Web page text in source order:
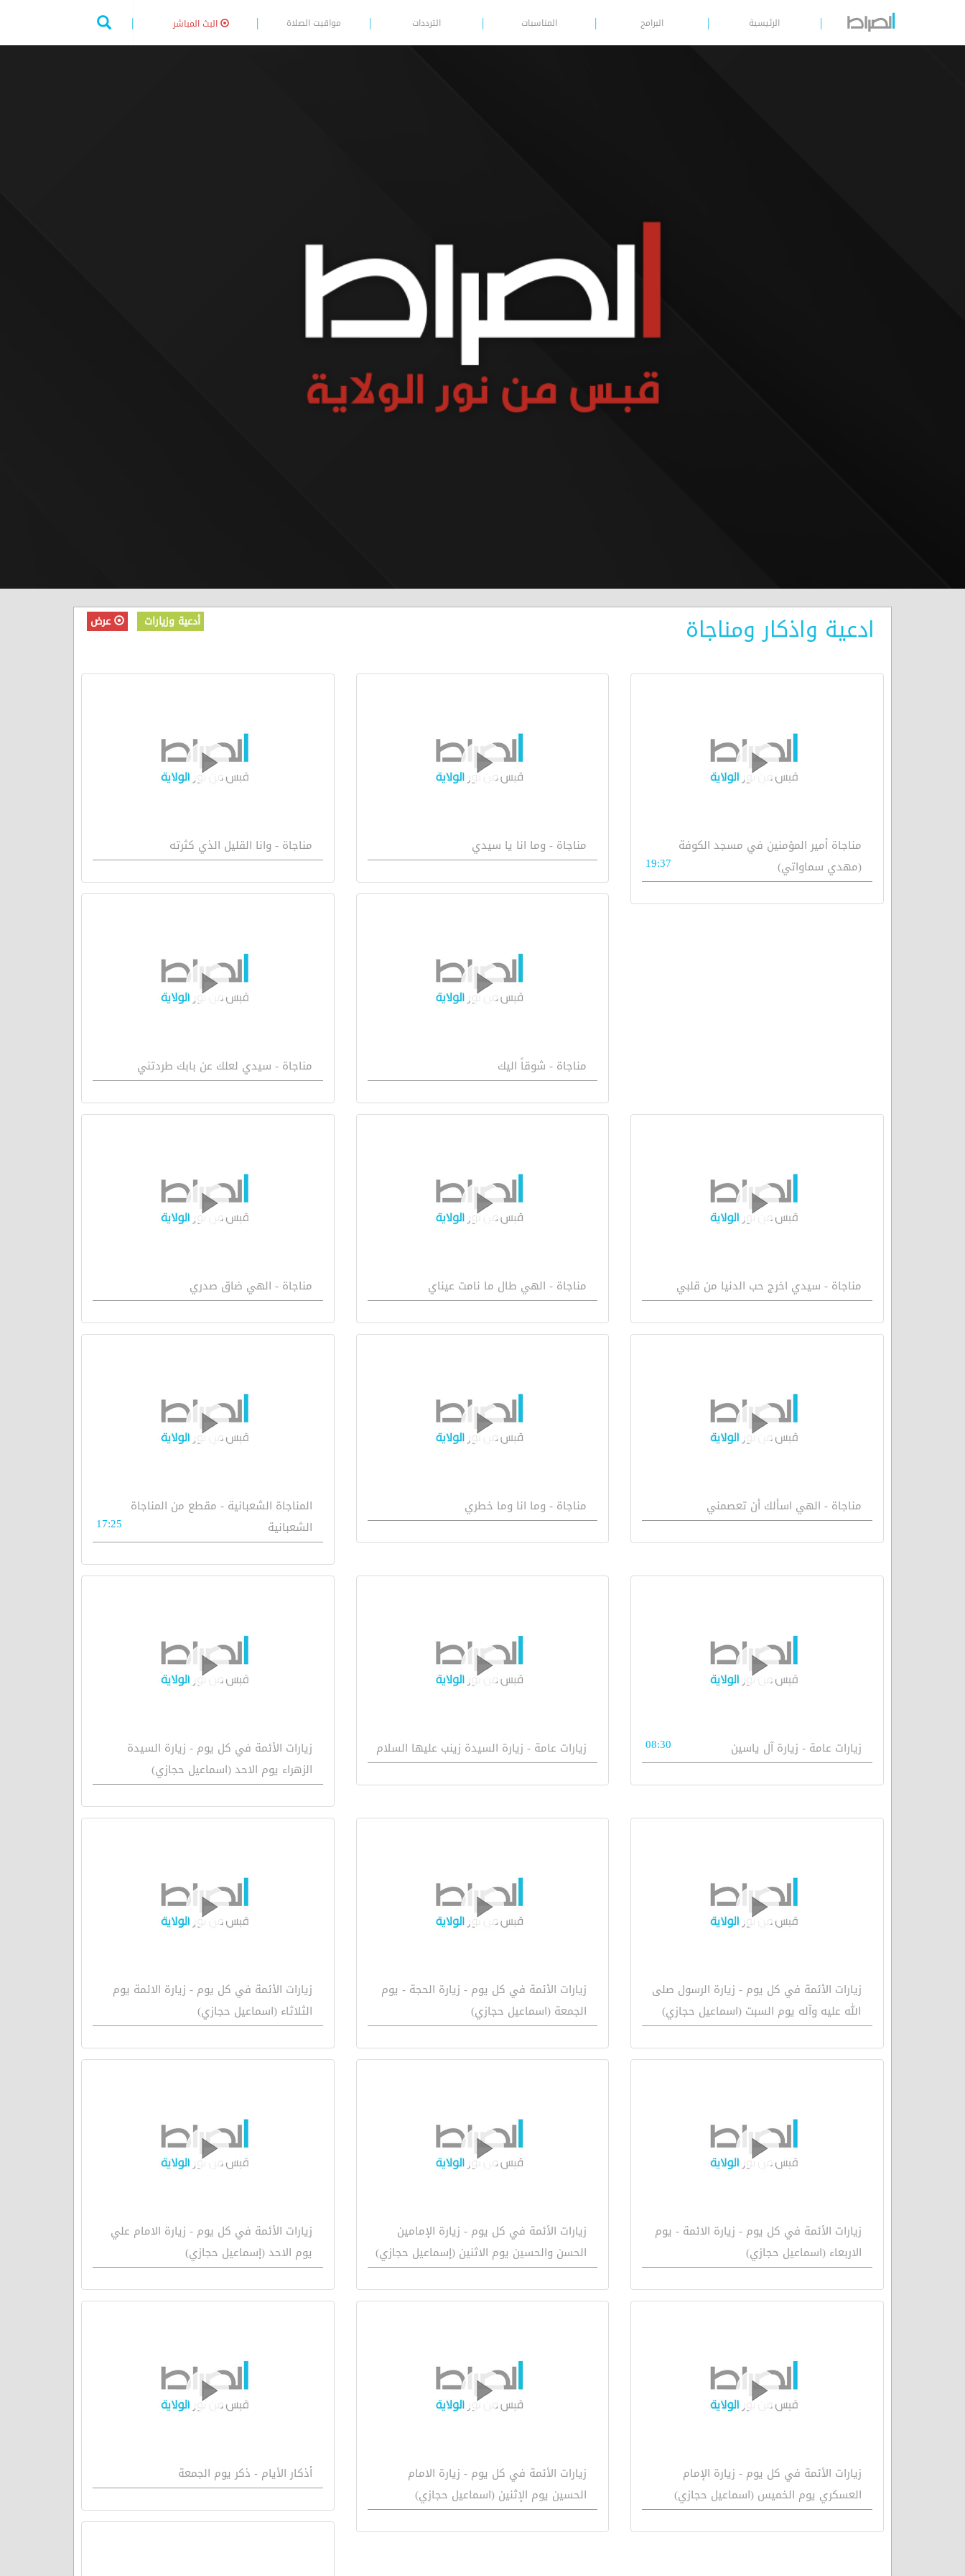
الرئيسية البرامج المناسبات الترددات مواقيت الصلاة البث المباشر
ادعية واذكار ومناجاة أدعية وزيارات عرض
مناجاة أمير المؤمنين في مسجد الكوفة
(مهدي سماواتي)
19:37
مناجاة - وما انا يا سيدي مناجاة - وانا القليل الذي كثرته
مناجاة - شوقاً اليك مناجاة - سيدي لعلك عن بابك طردتني
مناجاة - سيدي اخرج حب الدنيا من قلبي مناجاة - الهي طال ما نامت عيناي مناجاة - الهي ضاق صدري
مناجاة - الهي اسألك أن تعصمني مناجاة - وما انا وما خطري
المناجاة الشعبانية - مقطع من المناجاة
الشعبانية
17:25
زيارات عامة - زيارة آل ياسين 08:30 زيارات عامة - زيارة السيدة زينب عليها السلام
زيارات الأئمة في كل يوم - زيارة السيدة
الزهراء يوم الاحد (اسماعيل حجازي)
زيارات الأئمة في كل يوم - زيارة الرسول صلى
الله عليه وآله يوم السبت (اسماعيل حجازي)
زيارات الأئمة في كل يوم - زيارة الحجة - يوم
الجمعة (اسماعيل حجازي)
زيارات الأئمة في كل يوم - زيارة الائمة يوم
الثلاثاء (اسماعيل حجازي)
زيارات الأئمة في كل يوم - زيارة الائمة - يوم
الاربعاء (اسماعيل حجازي)
زيارات الأئمة في كل يوم - زيارة الإمامين
الحسن والحسين يوم الاثنين (إسماعيل حجازي)
زيارات الأئمة في كل يوم - زيارة الامام علي
يوم الاحد (إسماعيل حجازي)
زيارات الأئمة في كل يوم - زيارة الإمام
العسكري يوم الخميس (اسماعيل حجازي)
زيارات الأئمة في كل يوم - زيارة الامام
الحسين يوم الإثنين (اسماعيل حجازي)
أذكار الأيام - ذكر يوم الجمعة